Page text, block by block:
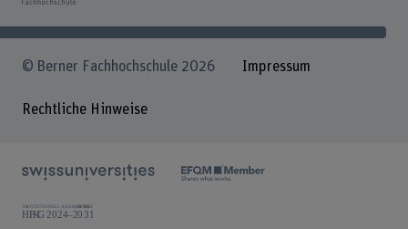
© Berner Fachhochschule 2026 Impressum
Rechtliche Hinweise